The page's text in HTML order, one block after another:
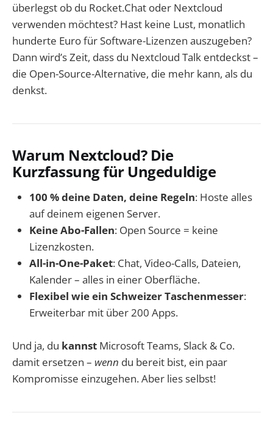
überlegst ob du Rocket.Chat oder Nextcloud
verwenden möchtest? Hast keine Lust, monatlich
hunderte Euro für Software-Lizenzen auszugeben?
Dann wird’s Zeit, dass du Nextcloud Talk entdeckst –
die Open-Source-Alternative, die mehr kann, als du
denkst.
Warum Nextcloud? Die
Kurzfassung für Ungeduldige
100 % deine Daten, deine Regeln: Hoste alles
auf deinem eigenen Server.
Keine Abo-Fallen: Open Source = keine
Lizenzkosten.
All-in-One-Paket: Chat, Video-Calls, Dateien,
Kalender – alles in einer Oberfläche.
Flexibel wie ein Schweizer Taschenmesser:
Erweiterbar mit über 200 Apps.
Und ja, du kannst Microsoft Teams, Slack & Co.
damit ersetzen – wenn du bereit bist, ein paar
Kompromisse einzugehen. Aber lies selbst!